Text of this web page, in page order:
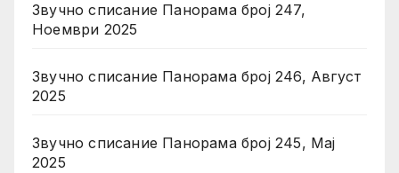
Звучно списание Панорама број 247,
Ноември 2025
Звучно списание Панорама број 246, Август
2025
Звучно списание Панорама број 245, Мај
2025